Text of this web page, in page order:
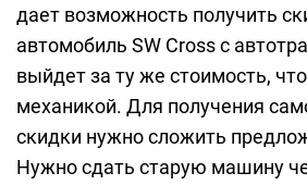
дает возможность получить
автомобиль SW Cross с
выйдет за ту же стоимость,
механикой. Для получения
скидки нужно сложить
Нужно сдать старую машину